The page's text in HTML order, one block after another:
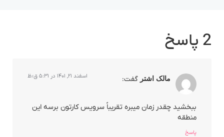
2 پاسخ
مالک اشتر گفت: اسفند ۲۱, ۱۴۰۱ در ۵:۳۱ ق٫ظ
ببخشید چقدر زمان میبره تقریباً سرویس کارتون برسه این
منطقه
پاسخ